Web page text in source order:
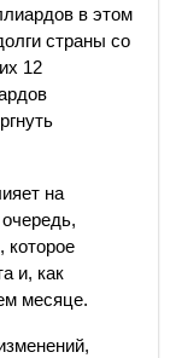
в этом
страны со
12
на
которое
и, как
месяце.